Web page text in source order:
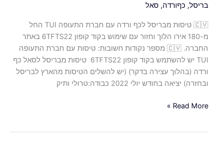
בריסל, כףורדה, סאל
🇨🇻 טיסות מבריסל לכף ורדה עם חברת התעופה TUI החל
מ-180 אירו הלוך וחזור עם שימוש בקוד קופון 6TFTS22 באתר
החברה. 🇨🇻 מספר נקודות חשובות: טיסות עם חברת התעופה
TUI יש להשתמש בקוד קופון 6TFTS22 טיסות מבריסל לסאל כף
ורדה (בהלוך עצירה בדקר) (יש להשלים הטיסות מהארץ לבריסל
ובחזרה) יציאה בחודש יולי 2022 כבודה:טרולי ותיק
הלוך
Read More »